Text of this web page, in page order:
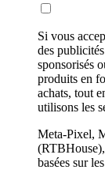
Si vous
des
sponsorisés
produits en
achats, tout
utilisons les
Meta-Pixel,
basées sur